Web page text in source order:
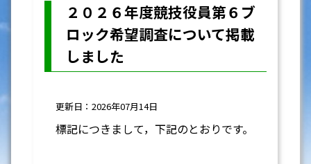
２０２６年度競技役員第６ブ
ロック希望調査について掲載
しました
更新日：2026年07月14日
標記につきまして，下記のとおりです。